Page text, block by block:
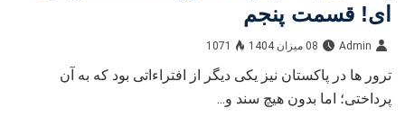
اى! قسمت پنجم
Admin 08 میزان 1404 1071
ترور ها در پاكستان نيز يكى ديگر از افتراءاتى بود كه به آن
پرداختى؛ اما بدون هيچ سند و...